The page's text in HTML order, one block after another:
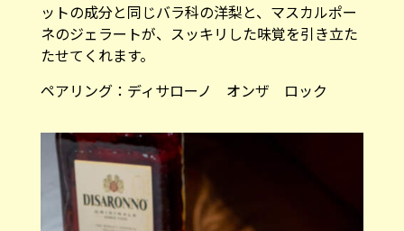
ットの成分と同じバラ科の洋梨と、マスカルポー
ネのジェラートが、スッキリした味覚を引き立た
たせてくれます。
ペアリング：ディサローノ オンザ ロック